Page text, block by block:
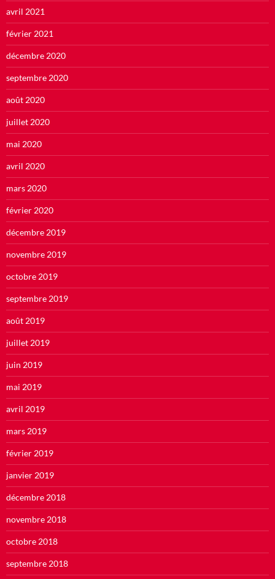
avril 2021
février 2021
décembre 2020
septembre 2020
août 2020
juillet 2020
mai 2020
avril 2020
mars 2020
février 2020
décembre 2019
novembre 2019
octobre 2019
septembre 2019
août 2019
juillet 2019
juin 2019
mai 2019
avril 2019
mars 2019
février 2019
janvier 2019
décembre 2018
novembre 2018
octobre 2018
septembre 2018